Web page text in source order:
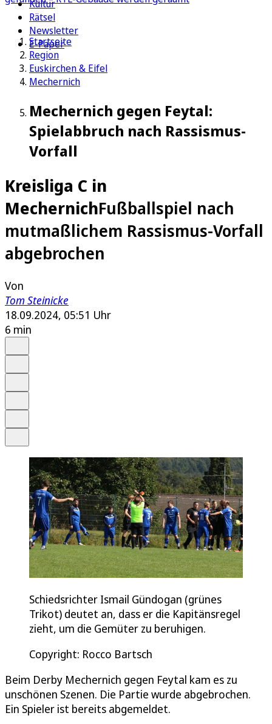
Kultur
Rätsel
Newsletter
E-Paper
Startseite
Region
Euskirchen & Eifel
Mechernich
Mechernich gegen Feytal:
Spielabbruch nach Rassismus-
Vorfall
Kreisliga C in
MechernichFußballspiel nach
mutmaßlichem Rassismus-Vorfall
abgebrochen
Von
Tom Steinicke
18.09.2024, 05:51 Uhr
6 min
Schiedsrichter Ismail Gündogan (grünes
Trikot) deutet an, dass er die Kapitänsregel
zieht, um die Gemüter zu beruhigen.
Copyright: Rocco Bartsch
Beim Derby Mechernich gegen Feytal kam es zu
unschönen Szenen. Die Partie wurde abgebrochen.
Ein Spieler ist bereits abgemeldet.